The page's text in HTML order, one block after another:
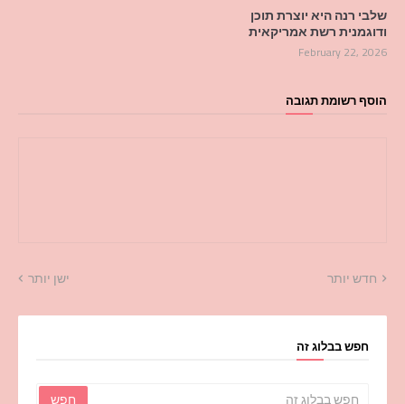
שלבי רנה היא יוצרת תוכן
ודוגמנית רשת אמריקאית
February 22, 2026
הוסף רשומת תגובה
חדש יותר ישן יותר
חפש בבלוג זה